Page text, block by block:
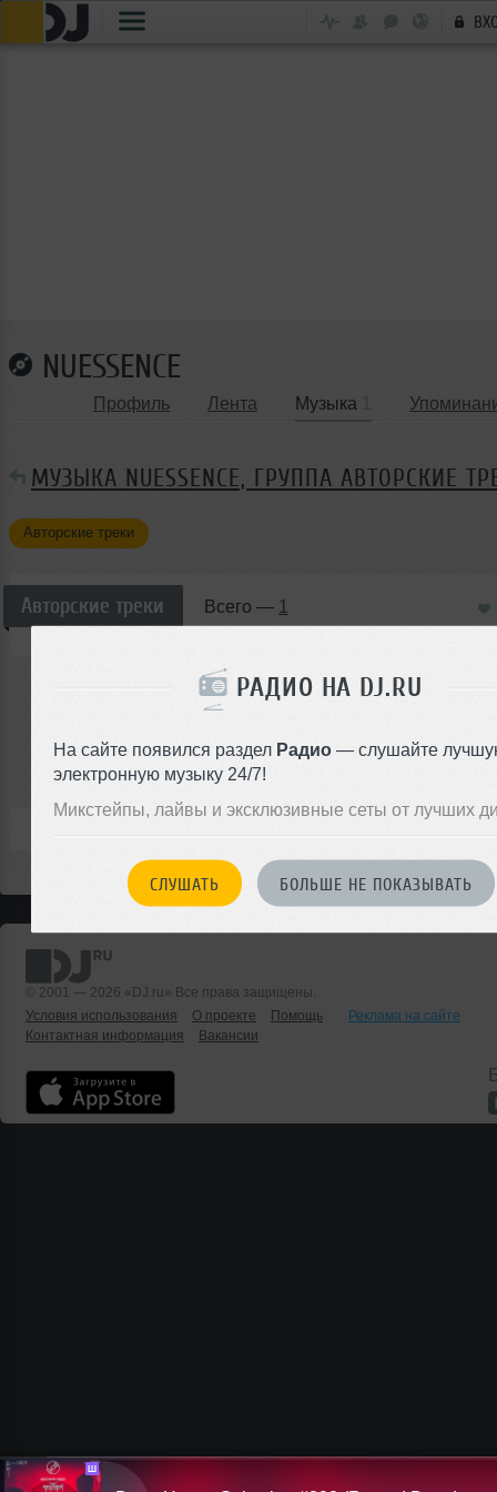
РАДИО НА DJ.RU
На сайте появился раздел Радио — слушайте
электронную музыку 24/7!
Микстейпы, лайвы и эксклюзивные сеты от лучших
СЛУШАТЬ БОЛЬШЕ НЕ ПОКАЗЫВАТЬ
NUESSENCE
Профиль Лента Музыка
МУЗЫКА NUESSENCE, ГРУППА АВТОРСКИЕ
Авторские треки
Авторские треки Всего — 1
nuessence
NuEssence - Miracle of Love
00:00
© 2001 — 2026 «DJ.ru» Все права защищены.
Условия использования
О проекте Помощь
Реклама на сайте
Контактная информация
Вакансии
Ш